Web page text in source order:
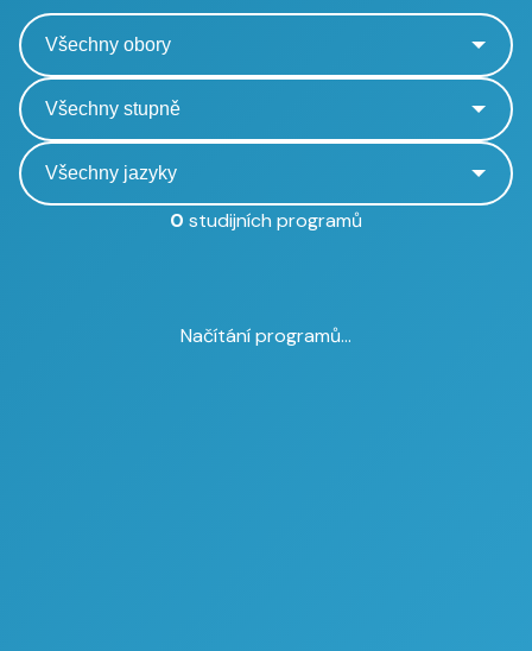
0 studijních programů
Načítání programů...